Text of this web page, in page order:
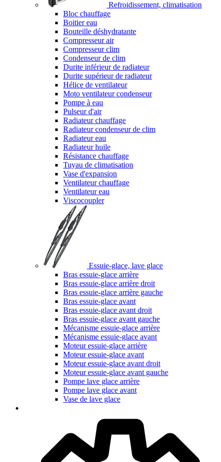
Refroidissement, climatisation
Bloc chauffage
Boitier eau
Bouteille déshydratante
Compresseur air
Compresseur clim
Condenseur de clim
Durite inférieur de radiateur
Durite supérieur de radiateur
Hélice de ventilateur
Moto ventilateur condenseur
Pompe à eau
Pulseur d'air
Radiateur chauffage
Radiateur condenseur de clim
Radiateur eau
Radiateur huile
Résistance chauffage
Tuyau de climatisation
Vase d'expansion
Ventilateur chauffage
Ventilateur eau
Viscocoupler
Essuie-glace, lave glace
Bras essuie-glace arrière
Bras essuie-glace arrière droit
Bras essuie-glace arrière gauche
Bras essuie-glace avant
Bras essuie-glace avant droit
Bras essuie-glace avant gauche
Mécanisme essuie-glace arrière
Mécanisme essuie-glace avant
Moteur essuie-glace arrière
Moteur essuie-glace avant
Moteur essuie-glace avant droit
Moteur essuie-glace avant gauche
Pompe lave glace arrière
Pompe lave glace avant
Vase de lave glace